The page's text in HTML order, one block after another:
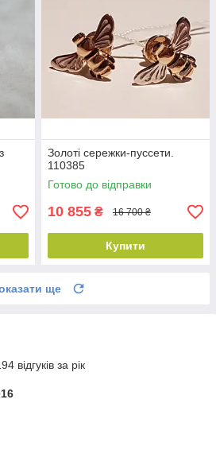
Золоті сережки-пуссети.
110385
Готово до відправки
10 855 ₴ 16 700 ₴
Купити
ще
відгуків за рік